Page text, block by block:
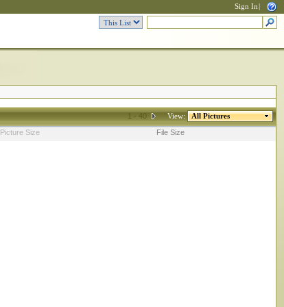
Sign In
1 - 40 View: All Pictures
Picture Size
File Size